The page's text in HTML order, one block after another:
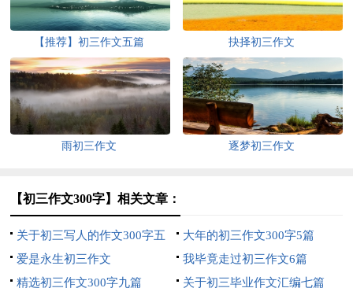
【推荐】初三作文五篇 抉择初三作文
雨初三作文 逐梦初三作文
【初三作文300字】相关文章：
关于初三写人的作文300字五
篇
大年的初三作文300字5篇
爱是永生初三作文
我毕竟走过初三作文6篇
精选初三作文300字九篇
关于初三毕业作文汇编七篇